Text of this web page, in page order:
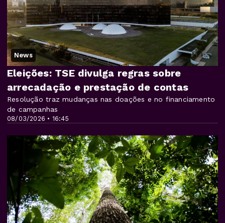
News
08/03/2026 • 16:45
Eleições: TSE divulga regras sobre
arrecadação e prestação de contas
Resolução traz mudanças nas doações e no financiamento
de campanhas